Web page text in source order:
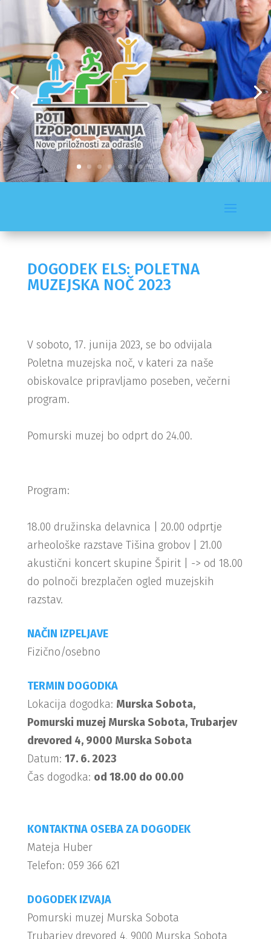
DOGODEK ELS: POLETNA
MUZEJSKA NOČ 2023
V soboto, 17. junija 2023, se bo odvijala
Poletna muzejska noč, v kateri za naše
obiskovalce pripravljamo poseben, večerni
program.
Pomurski muzej bo odprt do 24.00.
Program:
18.00 družinska delavnica | 20.00 odprtje
arheološke razstave Tišina grobov | 21.00
akustični koncert skupine Špirit | -> od 18.00
do polnoči brezplačen ogled muzejskih
razstav.
NAČIN IZPELJAVE
Fizično/osebno
TERMIN DOGODKA
Lokacija dogodka: Murska Sobota,
Pomurski muzej Murska Sobota, Trubarjev
drevored 4, 9000 Murska Sobota
Datum: 17. 6. 2023
Čas dogodka: od 18.00 do 00.00
KONTAKTNA OSEBA ZA DOGODEK
Mateja Huber
Telefon: 059 366 621
DOGODEK IZVAJA
Pomurski muzej Murska Sobota
Trubarjev drevored 4, 9000 Murska Sobota